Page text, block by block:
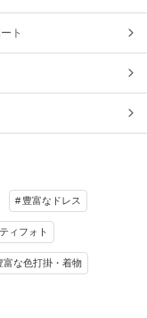
ト
豊富なドレス
ィフォト
富な色打掛・着物